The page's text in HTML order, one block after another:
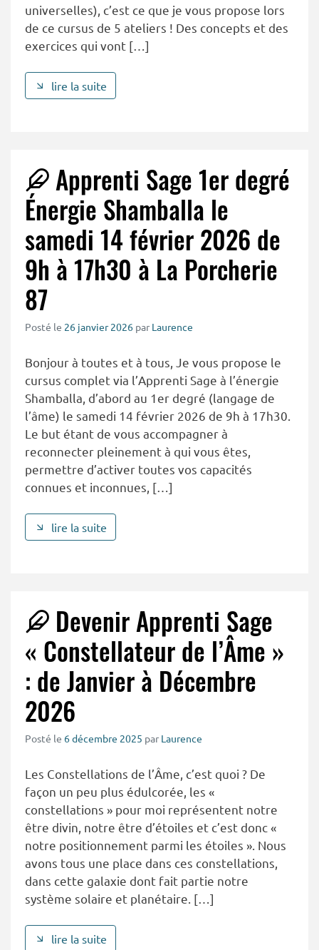
universelles), c’est ce que je vous propose lors
de ce cursus de 5 ateliers ! Des concepts et des
exercices qui vont […]
lire la suite
Apprenti Sage 1er degré
Énergie Shamballa le
samedi 14 février 2026 de
9h à 17h30 à La Porcherie
87
Posté le 26 janvier 2026 par Laurence
Bonjour à toutes et à tous, Je vous propose le
cursus complet via l’Apprenti Sage à l’énergie
Shamballa, d’abord au 1er degré (langage de
l’âme) le samedi 14 février 2026 de 9h à 17h30.
Le but étant de vous accompagner à
reconnecter pleinement à qui vous êtes,
permettre d’activer toutes vos capacités
connues et inconnues, […]
lire la suite
Devenir Apprenti Sage
« Constellateur de l’Âme »
: de Janvier à Décembre
2026
Posté le 6 décembre 2025 par Laurence
Les Constellations de l’Âme, c’est quoi ? De
façon un peu plus édulcorée, les «
constellations » pour moi représentent notre
être divin, notre être d’étoiles et c’est donc «
notre positionnement parmi les étoiles ». Nous
avons tous une place dans ces constellations,
dans cette galaxie dont fait partie notre
système solaire et planétaire. […]
lire la suite